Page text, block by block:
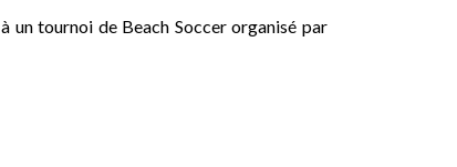
un tournoi de Beach Soccer organisé par